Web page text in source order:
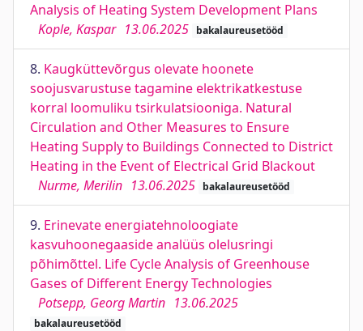
Analysis of Heating System Development Plans
Kople, Kaspar 13.06.2025 bakalaureusetööd
8. Kaugküttevõrgus olevate hoonete
soojusvarustuse tagamine elektrikatkestuse
korral loomuliku tsirkulatsiooniga. Natural
Circulation and Other Measures to Ensure
Heating Supply to Buildings Connected to District
Heating in the Event of Electrical Grid Blackout
Nurme, Merilin 13.06.2025 bakalaureusetööd
9. Erinevate energiatehnoloogiate
kasvuhoonegaaside analüüs olelusringi
põhimõttel. Life Cycle Analysis of Greenhouse
Gases of Different Energy Technologies
Potsepp, Georg Martin 13.06.2025
bakalaureusetööd